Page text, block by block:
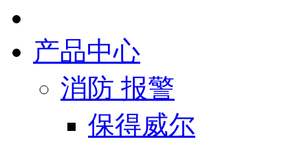
产品中心
消防 报警
保得威尔